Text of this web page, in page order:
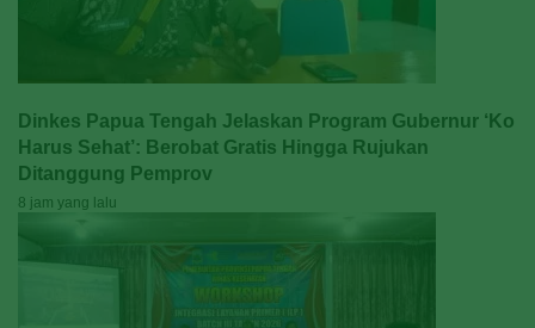
Dinkes Papua Tengah Jelaskan Program Gubernur ‘Ko
Harus Sehat’: Berobat Gratis Hingga Rujukan
Ditanggung Pemprov
8 jam yang lalu